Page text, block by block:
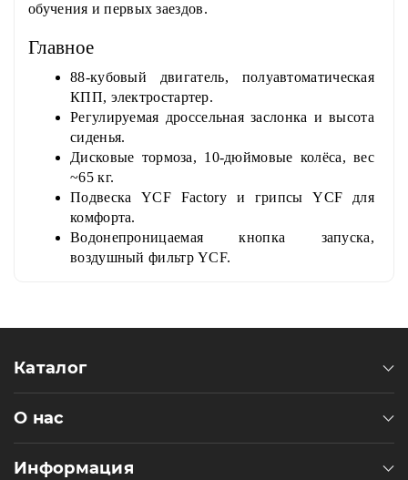
обучения и первых заездов.
Главное
88-кубовый двигатель, полуавтоматическая
КПП, электростартер.
Регулируемая дроссельная заслонка и высота
сиденья.
Дисковые тормоза, 10-дюймовые колёса, вес
~65 кг.
Подвеска YCF Factory и грипсы YCF для
комфорта.
Водонепроницаемая кнопка запуска,
воздушный фильтр YCF.
Каталог
О нас
Информация